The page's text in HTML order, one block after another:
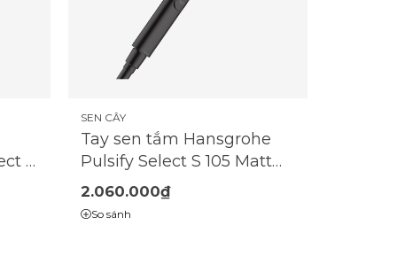
S
SEN CÂY
Tay sen tắm Hansgrohe
Pulsify Select S 105 Matt
Black | 24100670
2.060.000₫
So sánh